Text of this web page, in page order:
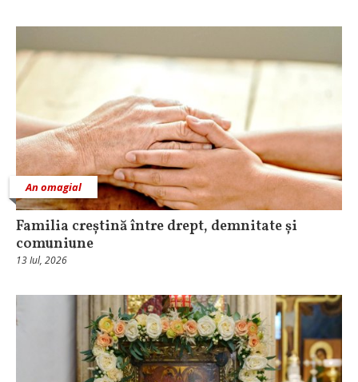
An omagial
Familia creștină între drept, demnitate și
comuniune
13 Iul, 2026